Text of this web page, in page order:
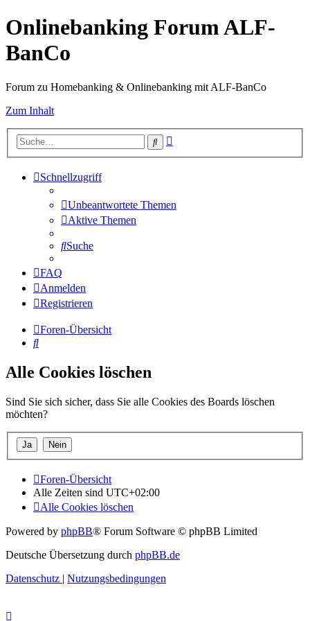
Onlinebanking Forum ALF-
BanCo
Forum zu Homebanking & Onlinebanking mit ALF-BanCo
Zum Inhalt
Suche
Schnellzugriff
Unbeantwortete Themen
Aktive Themen
Suche
FAQ
Anmelden
Registrieren
Foren-Übersicht
Suche
Alle Cookies löschen
Sind Sie sich sicher, dass Sie alle Cookies des Boards löschen
möchten?
Foren-Übersicht
Alle Zeiten sind UTC+02:00
Alle Cookies löschen
Powered by phpBB® Forum Software © phpBB Limited
Deutsche Übersetzung durch phpBB.de
Datenschutz | Nutzungsbedingungen